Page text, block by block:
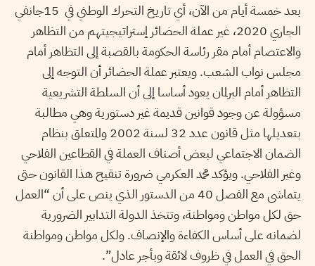
بعد خمسة أيام من الآن، أي تاريخ التحرك الوطني في 15جانفي
الجاري 2020، غير عملة الحضائر إستراتيجيتهم من التظاهر
والاعتصام أمام مقر رئاسة الحكومة بالقصبة إلى التظاهر أمام
مجلس نواب الشعب. ويعتبر عملة الحضائر أن التوجه إلى
التظاهر أمام البرلمان يعود أساسا إلى أن السلطة التشريعية
مسؤولة عن وجود قوانين قديمة غير دستورية وهي مطالبة
بتعديلها مثل قانون عدد 32 لسنة 2002 والمتعلق بنظام
الضمان الاجتماعي لبعض أصناف العملة في القطاعين الفلاحي
وغير الفلاحي. ويؤكد محمد العكرمي ضرورة تنقيح هذا القانون حتى
يتماشى مع الفصل 40 من الدستور الذي ينص على أن “العمل
حق لكل مواطن ومواطنة، وتتخذ الدولة التدابير الضرورية
لضمانه على أساس الكفاءة والإنصاف. ولكل مواطن ومواطنة
الحق في العمل في ظروف لائقة وبأجر عادل”.